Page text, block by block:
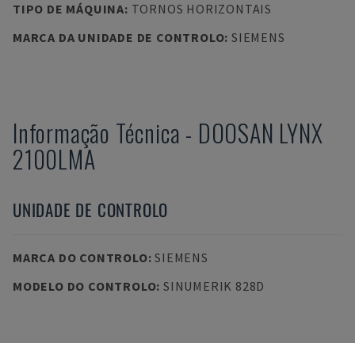
TIPO DE MÁQUINA: TORNOS HORIZONTAIS
MARCA DA UNIDADE DE CONTROLO: SIEMENS
Informação Técnica - DOOSAN LYNX
2100LMA
UNIDADE DE CONTROLO
MARCA DO CONTROLO:SIEMENS
MODELO DO CONTROLO: SINUMERIK 828D